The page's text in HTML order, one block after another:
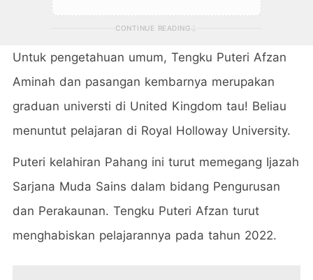
CONTINUE READING
Untuk pengetahuan umum, Tengku Puteri Afzan
Aminah dan pasangan kembarnya merupakan
graduan universti di United Kingdom tau! Beliau
menuntut pelajaran di Royal Holloway University.
Puteri kelahiran Pahang ini turut memegang Ijazah
Sarjana Muda Sains dalam bidang Pengurusan
dan Perakaunan. Tengku Puteri Afzan turut
menghabiskan pelajarannya pada tahun 2022.